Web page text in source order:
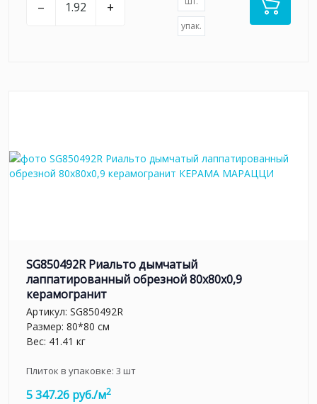
– +
упак.
SG850492R Риальто дымчатый
лаппатированный обрезной 80x80x0,9
керамогранит
Артикул: SG850492R
Размер: 80*80 см
Вес: 41.41 кг
Плиток в упаковке: 3 шт
5 347.26 руб./м2